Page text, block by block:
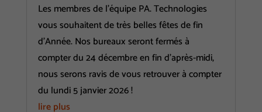
Les membres de l'équipe PA. Technologies
vous souhaitent de très belles fêtes de fin
d'Année. Nos bureaux seront fermés à
compter du 24 décembre en fin d'après-midi,
nous serons ravis de vous retrouver à compter
du lundi 5 janvier 2026 !
lire plus
Google
Analytics pour
l'établissement
de nos
statistiques.